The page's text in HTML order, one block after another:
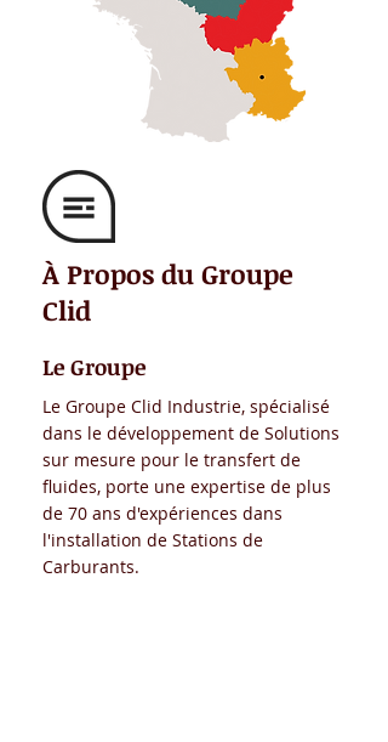
À Propos du Groupe
Clid
Le Groupe
Le Groupe Clid Industrie, spécialisé
dans le développement de Solutions
sur mesure pour le transfert de
fluides, porte une expertise de plus
de 70 ans d'expériences dans
l'installation de Stations de
Carburants.